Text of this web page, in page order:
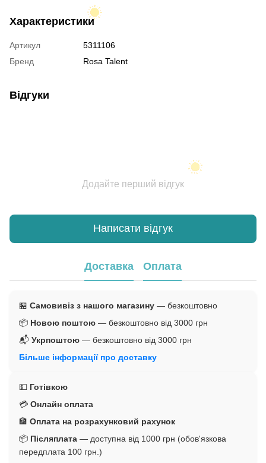
Характеристики
Артикул
5311106
Бренд
Rosa Talent
Відгуки
Додайте перший відгук
Написати відгук
Доставка Оплата
🏪 Самовивіз з нашого магазину — безкоштовно
📦 Новою поштою — безкоштовно від 3000 грн
📬 Укрпоштою — безкоштовно від 3000 грн
Більше інформації про доставку
💵 Готівкою
💳 Онлайн оплата
🏦 Оплата на розрахунковий рахунок
📦 Післяплата — доступна від 1000 грн (обов'язкова
передплата 100 грн.)